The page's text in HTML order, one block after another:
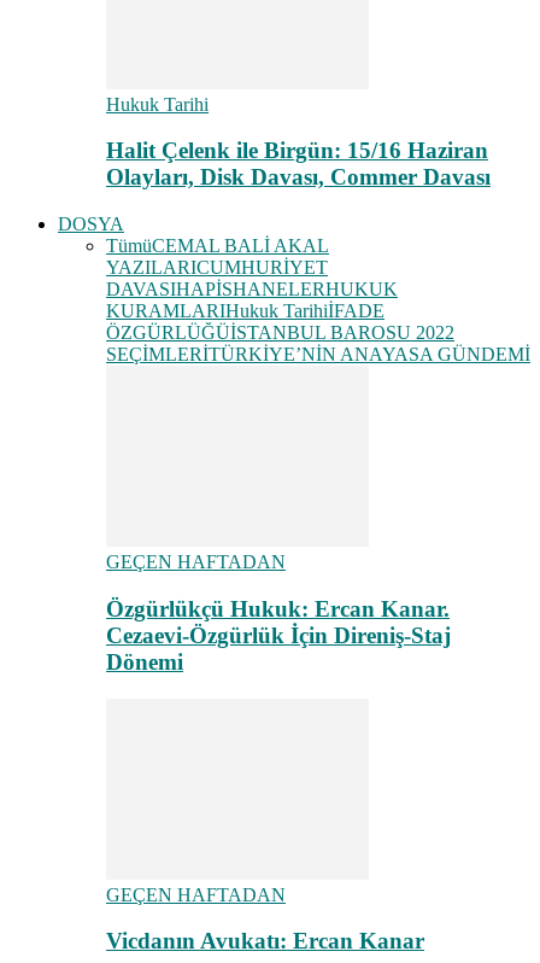
Hukuk Tarihi
Halit Çelenk ile Birgün: 15/16 Haziran
Olayları, Disk Davası, Commer Davası
DOSYA
TümüCEMAL BALİ AKAL
YAZILARICUMHURİYET
DAVASIHAPİSHANELERHUKUK
KURAMLARIHukuk TarihiİFADE
ÖZGÜRLÜĞÜİSTANBUL BAROSU 2022
SEÇİMLERİTÜRKİYE’NİN ANAYASA GÜNDEMİ
GEÇEN HAFTADAN
Özgürlükçü Hukuk: Ercan Kanar.
Cezaevi-Özgürlük İçin Direniş-Staj
Dönemi
GEÇEN HAFTADAN
Vicdanın Avukatı: Ercan Kanar